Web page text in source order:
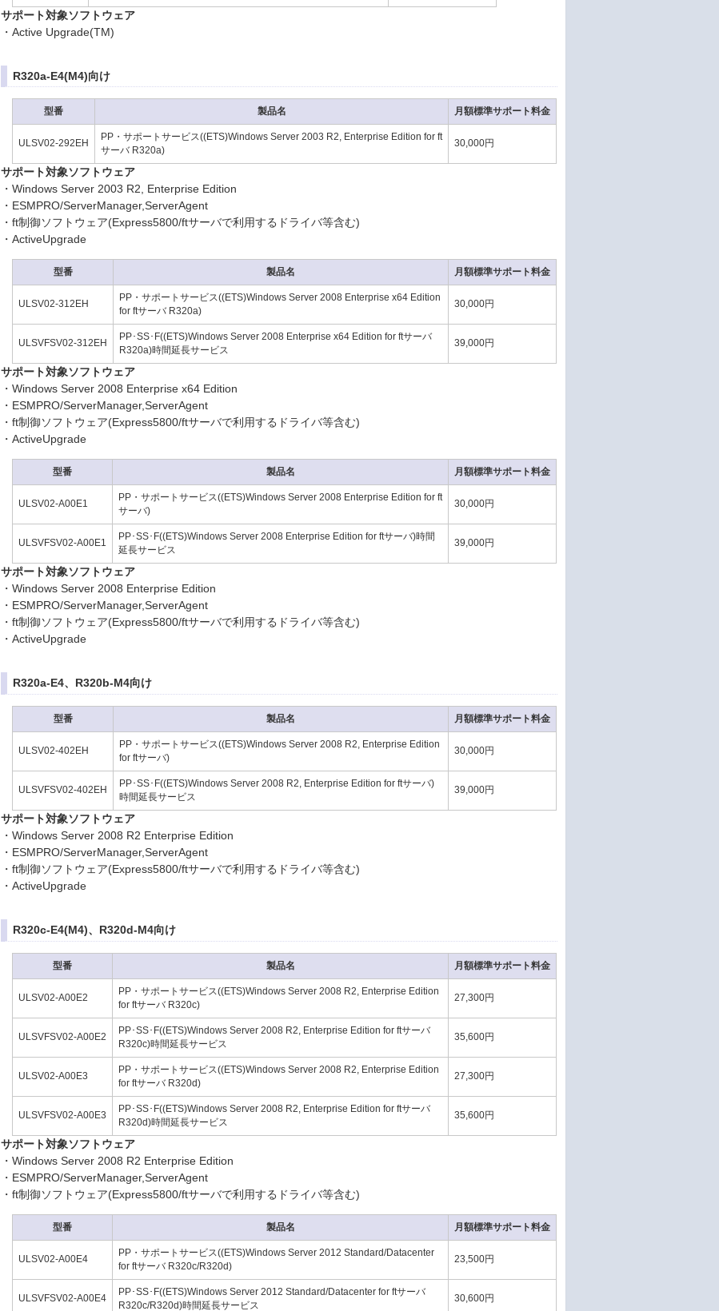
サポート対象ソフトウェア
・Active Upgrade(TM)
R320a-E4(M4)向け
型番 製品名 月額標準サポート料金
ULSV02-292EH
PP・サポートサービス((ETS)Windows Server 2003 R2, Enterprise Edition for ft
サーバ R320a)
30,000円
サポート対象ソフトウェア
・Windows Server 2003 R2, Enterprise Edition
・ESMPRO/ServerManager,ServerAgent
・ft制御ソフトウェア(Express5800/ftサーバで利用するドライバ等含む)
・ActiveUpgrade
型番 製品名 月額標準サポート料金
ULSV02-312EH
PP・サポートサービス((ETS)Windows Server 2008 Enterprise x64 Edition
for ftサーバ R320a)
30,000円
ULSVFSV02-312EH
PP･SS･F((ETS)Windows Server 2008 Enterprise x64 Edition for ftサーバ
R320a)時間延長サービス
39,000円
サポート対象ソフトウェア
・Windows Server 2008 Enterprise x64 Edition
・ESMPRO/ServerManager,ServerAgent
・ft制御ソフトウェア(Express5800/ftサーバで利用するドライバ等含む)
・ActiveUpgrade
型番 製品名 月額標準サポート料金
ULSV02-A00E1
PP・サポートサービス((ETS)Windows Server 2008 Enterprise Edition for ft
サーバ)
30,000円
ULSVFSV02-A00E1
PP･SS･F((ETS)Windows Server 2008 Enterprise Edition for ftサーバ)時間
延長サービス
39,000円
サポート対象ソフトウェア
・Windows Server 2008 Enterprise Edition
・ESMPRO/ServerManager,ServerAgent
・ft制御ソフトウェア(Express5800/ftサーバで利用するドライバ等含む)
・ActiveUpgrade
R320a-E4、R320b-M4向け
型番 製品名 月額標準サポート料金
ULSV02-402EH
PP・サポートサービス((ETS)Windows Server 2008 R2, Enterprise Edition
for ftサーバ)
30,000円
ULSVFSV02-402EH
PP･SS･F((ETS)Windows Server 2008 R2, Enterprise Edition for ftサーバ)
時間延長サービス
39,000円
サポート対象ソフトウェア
・Windows Server 2008 R2 Enterprise Edition
・ESMPRO/ServerManager,ServerAgent
・ft制御ソフトウェア(Express5800/ftサーバで利用するドライバ等含む)
・ActiveUpgrade
R320c-E4(M4)、R320d-M4向け
型番 製品名 月額標準サポート料金
ULSV02-A00E2
PP・サポートサービス((ETS)Windows Server 2008 R2, Enterprise Edition
for ftサーバ R320c)
27,300円
ULSVFSV02-A00E2
PP･SS･F((ETS)Windows Server 2008 R2, Enterprise Edition for ftサーバ
R320c)時間延長サービス
35,600円
ULSV02-A00E3
PP・サポートサービス((ETS)Windows Server 2008 R2, Enterprise Edition
for ftサーバ R320d)
27,300円
ULSVFSV02-A00E3
PP･SS･F((ETS)Windows Server 2008 R2, Enterprise Edition for ftサーバ
R320d)時間延長サービス
35,600円
サポート対象ソフトウェア
・Windows Server 2008 R2 Enterprise Edition
・ESMPRO/ServerManager,ServerAgent
・ft制御ソフトウェア(Express5800/ftサーバで利用するドライバ等含む)
型番 製品名 月額標準サポート料金
ULSV02-A00E4
PP・サポートサービス((ETS)Windows Server 2012 Standard/Datacenter
for ftサーバ R320c/R320d)
23,500円
ULSVFSV02-A00E4
PP･SS･F((ETS)Windows Server 2012 Standard/Datacenter for ftサーバ
R320c/R320d)時間延長サービス
30,600円